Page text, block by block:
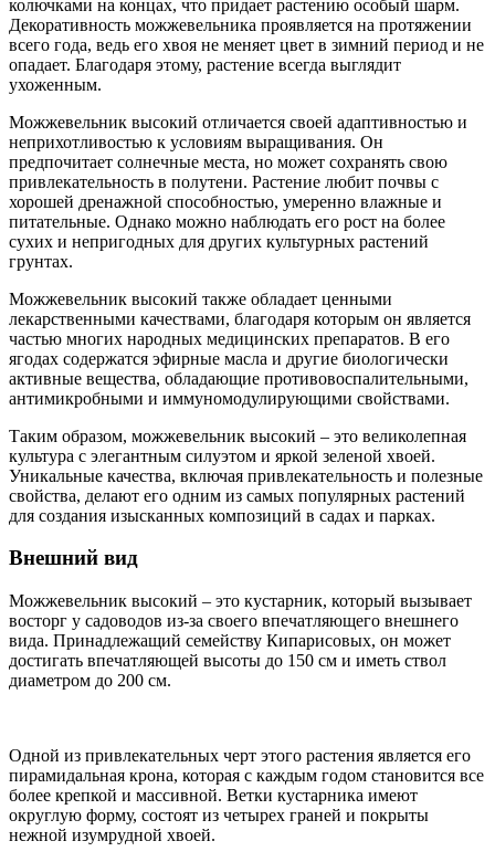
колючками на концах, что придает растению особый шарм.
Декоративность можжевельника проявляется на протяжении
всего года, ведь его хвоя не меняет цвет в зимний период и не
опадает. Благодаря этому, растение всегда выглядит
ухоженным.
Можжевельник высокий отличается своей адаптивностью и
неприхотливостью к условиям выращивания. Он
предпочитает солнечные места, но может сохранять свою
привлекательность в полутени. Растение любит почвы с
хорошей дренажной способностью, умеренно влажные и
питательные. Однако можно наблюдать его рост на более
сухих и непригодных для других культурных растений
грунтах.
Можжевельник высокий также обладает ценными
лекарственными качествами, благодаря которым он является
частью многих народных медицинских препаратов. В его
ягодах содержатся эфирные масла и другие биологически
активные вещества, обладающие противовоспалительными,
антимикробными и иммуномодулирующими свойствами.
Таким образом, можжевельник высокий – это великолепная
культура с элегантным силуэтом и яркой зеленой хвоей.
Уникальные качества, включая привлекательность и полезные
свойства, делают его одним из самых популярных растений
для создания изысканных композиций в садах и парках.
Внешний вид
Можжевельник высокий – это кустарник, который вызывает
восторг у садоводов из-за своего впечатляющего внешнего
вида. Принадлежащий семейству Кипарисовых, он может
достигать впечатляющей высоты до 150 см и иметь ствол
диаметром до 200 см.
Одной из привлекательных черт этого растения является его
пирамидальная крона, которая с каждым годом становится все
более крепкой и массивной. Ветки кустарника имеют
округлую форму, состоят из четырех граней и покрыты
нежной изумрудной хвоей.